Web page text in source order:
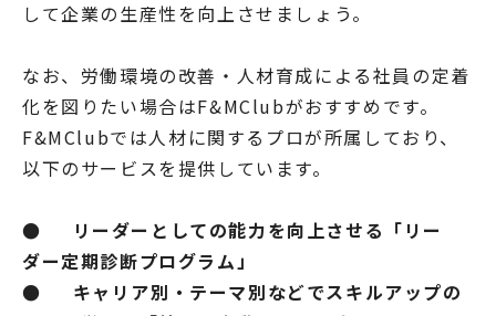
して企業の生産性を向上させましょう。
なお、労働環境の改善・人材育成による社員の定着
化を図りたい場合はF&MClubがおすすめです。
F&MClubでは人材に関するプロが所属しており、
以下のサービスを提供しています。
● リーダーとしての能力を向上させる「リー
ダー定期診断プログラム」
● キャリア別・テーマ別などでスキルアップの